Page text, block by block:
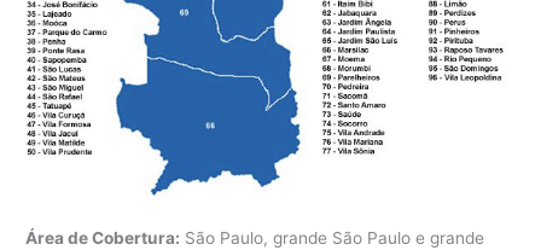
Área de Cobertura: São Paulo, grande São Paulo e grande